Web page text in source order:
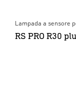
Lampada a sensore
RS PRO R30